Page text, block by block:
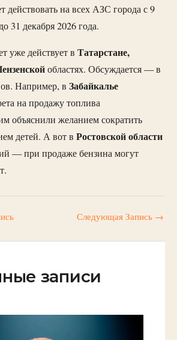
действовать на всех АЗС города с 9
31 декабря 2026 года.
уже действует в Татарстане,
областях. Обсуждается — в
Например, в Забайкалье
на продажу топлива
объяснили желанием сократить
детей. А вот в Ростовской области
— при продаже бензина могут
Следующая Запись →
записи